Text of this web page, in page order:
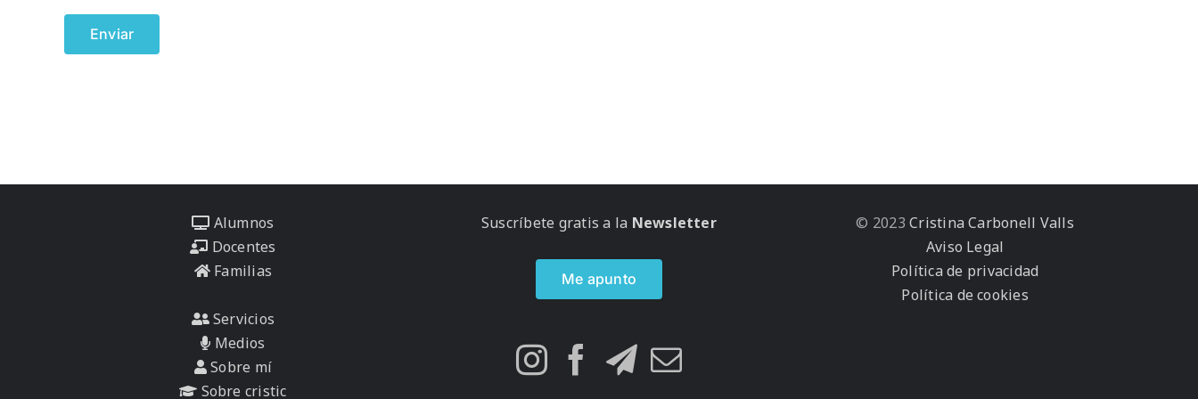
Alumnos
Docentes
Familias
Servicios
Medios
Sobre mí
Sobre cristic
Suscríbete gratis a la Newsletter
Me apunto
© 2023 Cristina Carbonell Valls
Aviso Legal
Política de privacidad
Política de cookies